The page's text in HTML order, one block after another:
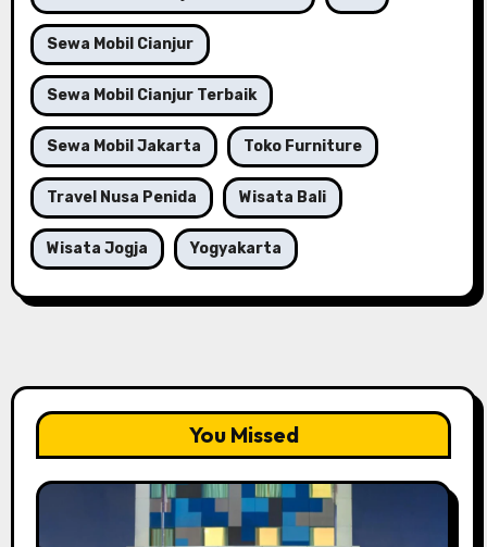
Sewa Mobil Cianjur
Sewa Mobil Cianjur Terbaik
Sewa Mobil Jakarta Toko Furniture
Travel Nusa Penida Wisata Bali
Wisata Jogja Yogyakarta
You Missed